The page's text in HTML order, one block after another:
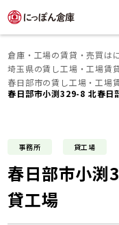
倉庫・工場の賃貸・売買は
埼玉県の賃し工場・工場賃
春日部市の賃し工場・工場
春日部市小渕329-8 北春日
事務所 貸工場
春日部市小渕
貸工場